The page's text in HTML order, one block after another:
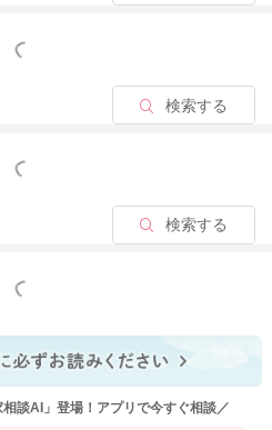
と見る
検索する
と見る
検索する
と見る
談AI」登場！アプリで今すぐ相談／